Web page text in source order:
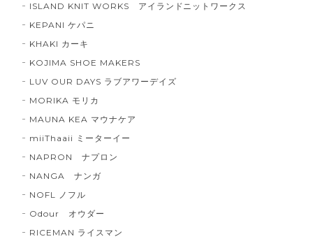
ISLAND KNIT WORKS アイランドニットワークス
KEPANI ケパニ
KHAKI カーキ
KOJIMA SHOE MAKERS
LUV OUR DAYS ラブアワーデイズ
MORIKA モリカ
MAUNA KEA マウナケア
miiThaaii ミーターイー
NAPRON ナプロン
NANGA ナンガ
NOFL ノフル
Odour オウダー
RICEMAN ライスマン